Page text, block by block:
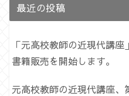
最近の投稿
「元高校教師の近現代講
書籍販売を開始します。
元高校教師の近現代講座